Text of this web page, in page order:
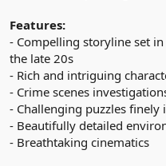
Features:
- Compelling storyline set
the late 20s
- Rich and intriguing
- Crime scenes
- Challenging puzzles
- Beautifully detailed
- Breathtaking cinematics